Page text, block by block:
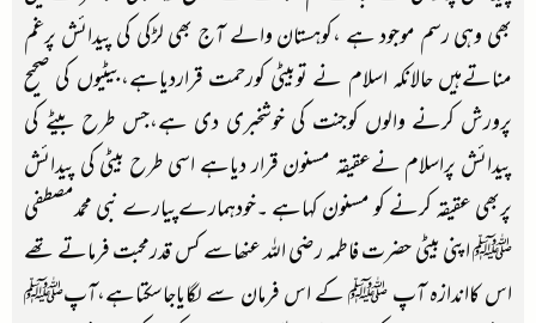
بھی وہی رسم موجود ہے ،کوہستان والے آج بھی لڑکی کی پیدائش پرغم
مناتےہیں حالانکہ اسلام نے توبیٹی کورحمت قراردیاہے،بیٹیوں کی صحیح
پرورش کرنے والوں کوجنت کی خوشخبری دی ہے،جس طرح بیٹے کی
پیدائش پراسلام نےعقیقہ مسنون قرار دیاہے اسی طرح بیٹی کی پیدائش
پربھی عقیقہ کرنے کو مسنون کہاہے ۔خودہمارےپیارے نبی محمدمصطفی
ﷺ اپنی بیٹی حضرت فاطمہ رضی اللہ عنھاسے کس قدرمحبت فرماتے تھے
اس کااندازہ آپ ﷺ کے اس فرمان سے لگایاجاسکتاہے،آپﷺ